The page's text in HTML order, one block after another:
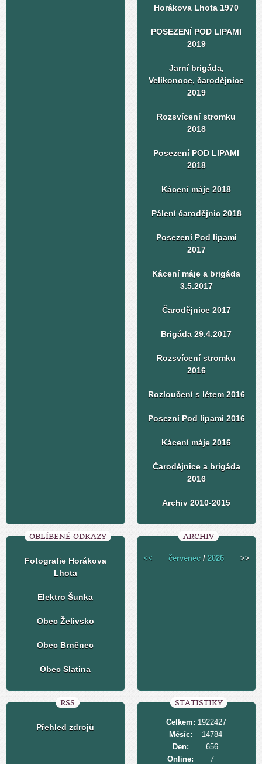
Horákova Lhota 1970
POSEZENÍ POD LIPAMI
2019
Jarní brigáda,
Velikonoce, čarodějnice
2019
Rozsvícení stromku
2018
Posezení POD LIPAMI
2018
Kácení máje 2018
Pálení čarodějnic 2018
Posezení Pod lipami
2017
Kácení máje a brigáda
3.5.2017
Čarodějnice 2017
Brigáda 29.4.2017
Rozsvícení stromku
2016
Rozloučení s létem 2016
Posezní Pod lipami 2016
Kácení máje 2016
Čarodějnice a brigáda
2016
Archiv 2010-2015
OBLÍBENÉ ODKAZY
Fotografie Horákova
Lhota
Elektro Šunka
Obec Želivsko
Obec Brněnec
Obec Slatina
ARCHIV
<< červenec /2026 >>
RSS
Přehled zdrojů
STATISTIKY
Online: 7
Celkem: 1922427
Měsíc:
14784
Den:
656